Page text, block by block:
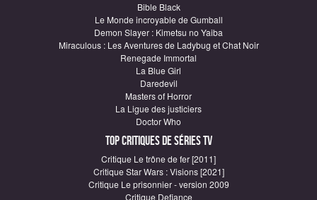
Bible Black
Le Monde incroyable de Gumball
Demon Slayer : Kimetsu no Yaiba
Miraculous : Les Aventures de Ladybug et Chat Noir
Renegade Immortal
La Blue Girl
Daredevil
Masters of Horror
La Ligue des justiciers
Doctor Who
Top critiques de Séries TV
Critique Le trône de fer [2011]
Critique Star Wars : Visions [2021]
Critique Le prisonnier - version 2009
Critique Defiance